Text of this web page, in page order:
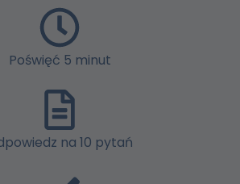
Poświęć 5 minut
na 10 pytań